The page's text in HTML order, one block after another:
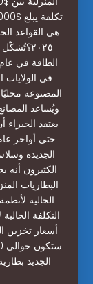
هي القواعد
في الولايات
المصنوعة
ويُساعد
يعتقد
الجديدة
البطاريات
الجديد